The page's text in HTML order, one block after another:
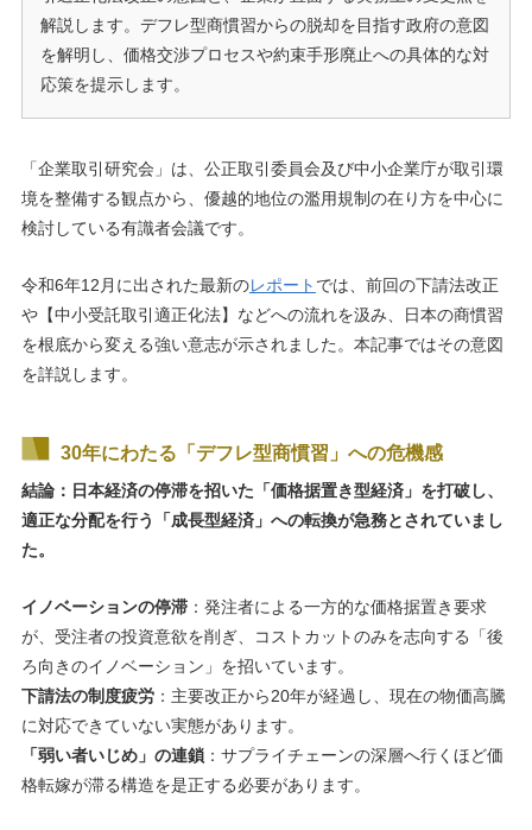
解説します。デフレ型商慣習からの脱却を目指す政府の意図
を解明し、価格交渉プロセスや約束手形廃止への具体的な対
応策を提示します。
「企業取引研究会」は、公正取引委員会及び中小企業庁が取引環
境を整備する観点から、優越的地位の濫用規制の在り方を中心に
検討している有識者会議です。
令和6年12月に出された最新のレポート では、前回の下請法改正
や【中小受託取引適正化法】などへの流れを汲み、日本の商慣習
を根底から変える強い意志が示されました。本記事ではその意図
を詳説します。
30年にわたる「デフレ型商慣習」への危機感
結論：日本経済の停滞を招いた「価格据置き型経済」を打破し、
適正な分配を行う「成長型経済」への転換が急務とされていまし
た。
イノベーションの停滞：発注者による一方的な価格据置き要求
が、受注者の投資意欲を削ぎ、コストカットのみを志向する「後
ろ向きのイノベーション」を招いています。
下請法の制度疲労：主要改正から20年が経過し、現在の物価高騰
に対応できていない実態があります。
「弱い者いじめ」の連鎖：サプライチェーンの深層へ行くほど価
格転嫁が滞る構造を是正する必要があります。